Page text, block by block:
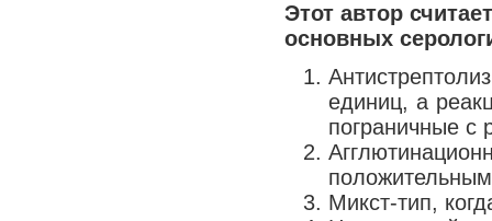
Этот автор
основных
единиц, а
пограничные с
Микст-тип,